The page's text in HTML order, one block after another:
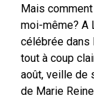
Mais
moi-même? A
célébrée dans
tout à coup
août, veille de
de Marie